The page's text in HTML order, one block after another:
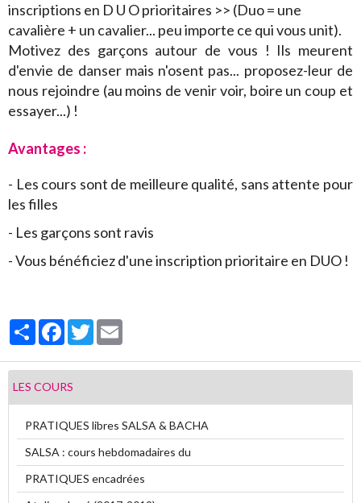
inscriptions en D U O prioritaires >> (Duo = une
cavalière + un cavalier... peu importe ce qui vous unit).
Motivez des garçons autour de vous ! Ils meurent
d'envie de danser mais n'osent pas... proposez-leur de
nous rejoindre (au moins de venir voir, boire un coup et
essayer...) !
Avantages :
- Les cours sont de meilleure qualité, sans attente pour
les filles
- Les garçons sont ravis
- Vous bénéficiez d'une inscription prioritaire en DUO !
PartagerFacebook
Twitter
LES COURS
PRATIQUES libres SALSA & BACHA
SALSA : cours hebdomadaires du
PRATIQUES encadrées